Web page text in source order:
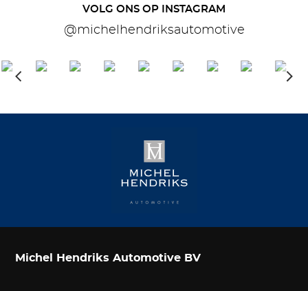
VOLG ONS OP INSTAGRAM
@michelhendriksautomotive
Michel Hendriks Automotive BV